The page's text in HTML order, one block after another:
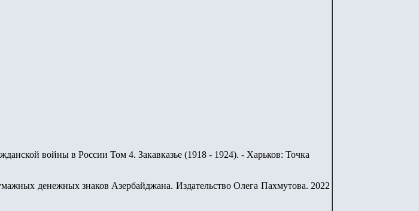
войны в России Том 4. Закавказье (1918 - 1924). - Харьков: Точка
денежных знаков Азербайджана. Издательство Олега Пахмутова. 2022